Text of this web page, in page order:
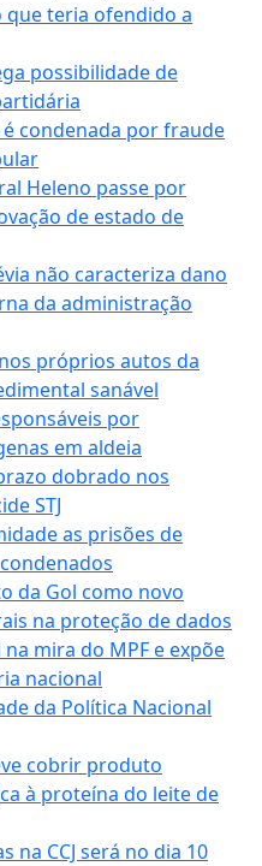
que teria ofendido a
possibilidade de
condenada por fraude
Heleno passe por
de estado de
não caracteriza dano
da administração
próprios autos da
sanável
por
em aldeia
dobrado nos
STJ
as prisões de
da Gol como novo
na proteção de dados
mira do MPF e expõe
nacional
da Política Nacional
cobrir produto
à proteína do leite de
na CCJ será no dia 10